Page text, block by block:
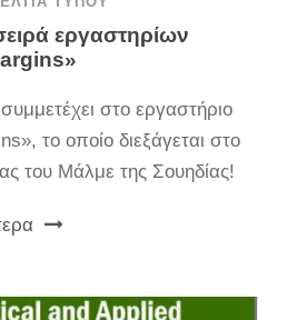
εργαστηρίων
στο εργαστήριο
το οποίο διεξάγεται στο
του Μάλμε της Σουηδίας!